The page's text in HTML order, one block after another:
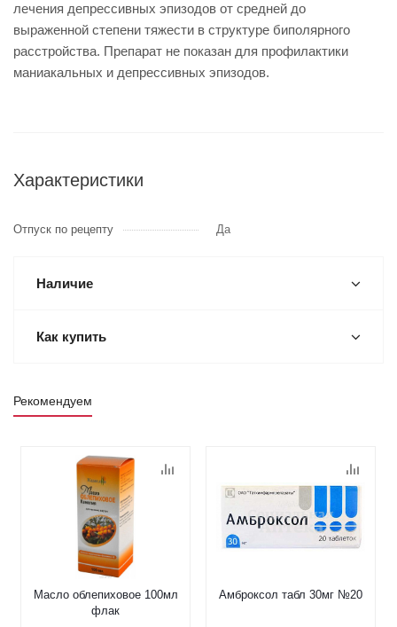
лечения депрессивных эпизодов от средней до
выраженной степени тяжести в структуре биполярного
расстройства. Препарат не показан для профилактики
маниакальных и депрессивных эпизодов.
Характеристики
Отпуск по рецепту Да
Наличие
Как купить
Рекомендуем
Масло облепиховое 100мл
флак
Амброксол табл 30мг №20